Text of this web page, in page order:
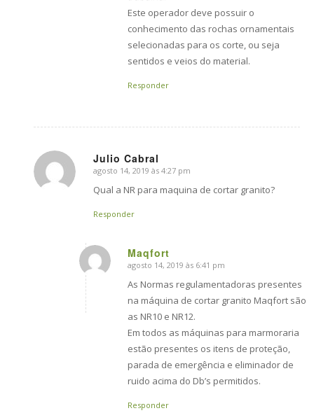
Este operador deve possuir o
conhecimento das rochas ornamentais
selecionadas para os corte, ou seja
sentidos e veios do material.
Responder
Julio Cabral
says:
agosto 14, 2019 às 4:27 pm
Qual a NR para maquina de cortar granito?
Responder
Maqfort
says:
agosto 14, 2019 às 6:41 pm
As Normas regulamentadoras presentes
na máquina de cortar granito Maqfort são
as NR10 e NR12.
Em todos as máquinas para marmoraria
estão presentes os itens de proteção,
parada de emergência e eliminador de
ruido acima do Db’s permitidos.
Responder